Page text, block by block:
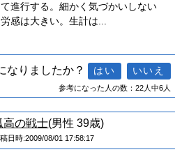
進行する。細かく気づかいしない
感は大きい。生計は
なりましたか？
参考になった人の数：22人中6人
高の戦士(男性 39歳)
日時:2009/08/01 17:58:17